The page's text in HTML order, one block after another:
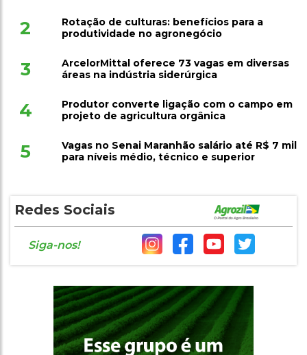
2
Rotação de culturas: benefícios para a
produtividade no agronegócio
3
ArcelorMittal oferece 73 vagas em diversas
áreas na indústria siderúrgica
4
Produtor converte ligação com o campo em
projeto de agricultura orgânica
5
Vagas no Senai Maranhão salário até R$ 7 mil
para níveis médio, técnico e superior
Redes Sociais
Siga-nos!